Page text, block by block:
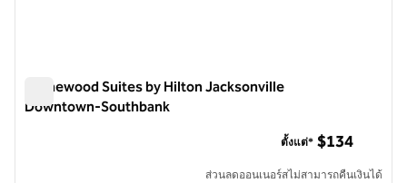
Homewood Suites by Hilton Jacksonville
Downtown-Southbank
ตั้งแต่* $134
ส่วนลดออนเนอร์สไม่สามารถคืนเงินได้